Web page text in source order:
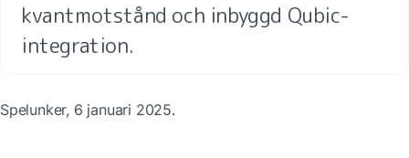
kvantmotstånd och inbyggd Qubic-
integration.
Spelunker, 6 januari 2025.